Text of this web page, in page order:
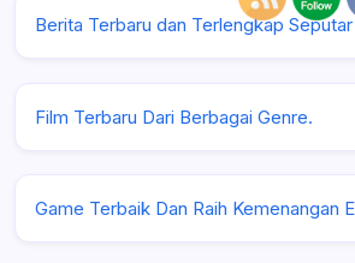
Berita Terbaru dan Terlengkap
Film Terbaru Dari Berbagai Genre.
Game Terbaik Dan Raih Kemenangan